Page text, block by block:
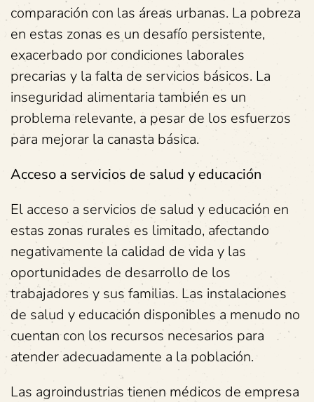
comparación con las áreas urbanas. La pobreza
en estas zonas es un desafío persistente,
exacerbado por condiciones laborales
precarias y la falta de servicios básicos. La
inseguridad alimentaria también es un
problema relevante, a pesar de los esfuerzos
para mejorar la canasta básica.
Acceso a servicios de salud y educación
El acceso a servicios de salud y educación en
estas zonas rurales es limitado, afectando
negativamente la calidad de vida y las
oportunidades de desarrollo de los
trabajadores y sus familias. Las instalaciones
de salud y educación disponibles a menudo no
cuentan con los recursos necesarios para
atender adecuadamente a la población.
Las agroindustrias tienen médicos de empresa